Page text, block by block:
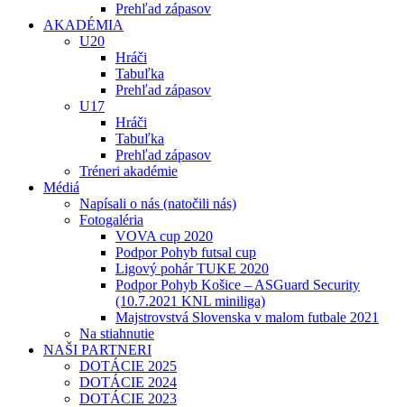
Prehľad zápasov
AKADÉMIA
U20
Hráči
Tabuľka
Prehľad zápasov
U17
Hráči
Tabuľka
Prehľad zápasov
Tréneri akadémie
Médiá
Napísali o nás (natočili nás)
Fotogaléria
VOVA cup 2020
Podpor Pohyb futsal cup
Ligový pohár TUKE 2020
Podpor Pohyb Košice – ASGuard Security
(10.7.2021 KNL miniliga)
Majstrovstvá Slovenska v malom futbale 2021
Na stiahnutie
NAŠI PARTNERI
DOTÁCIE 2025
DOTÁCIE 2024
DOTÁCIE 2023